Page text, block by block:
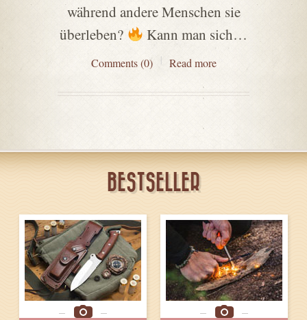
während andere Menschen sie
überleben?
Kann man sich…
Comments (0) Read more
BESTSELLER